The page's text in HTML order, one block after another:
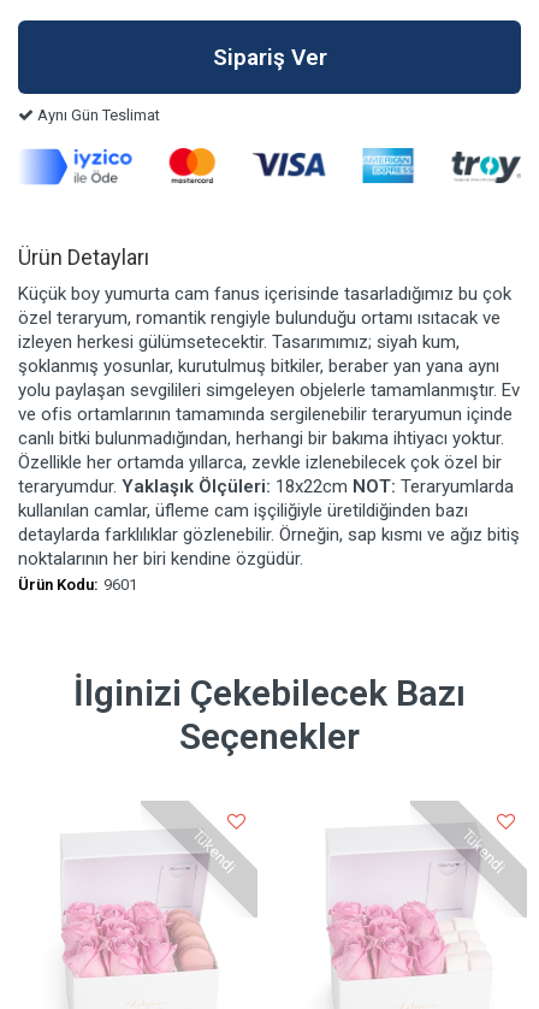
Aynı Gün Teslimat
Ürün Detayları
Küçük boy yumurta cam fanus içerisinde tasarladığımız bu çok
özel teraryum, romantik rengiyle bulunduğu ortamı ısıtacak ve
izleyen herkesi gülümsetecektir. Tasarımımız; siyah kum,
şoklanmış yosunlar, kurutulmuş bitkiler, beraber yan yana aynı
yolu paylaşan sevgilileri simgeleyen objelerle tamamlanmıştır. Ev
ve ofis ortamlarının tamamında sergilenebilir teraryumun içinde
canlı bitki bulunmadığından, herhangi bir bakıma ihtiyacı yoktur.
Özellikle her ortamda yıllarca, zevkle izlenebilecek çok özel bir
teraryumdur. Yaklaşık Ölçüleri: 18x22cm NOT: Teraryumlarda
kullanılan camlar, üfleme cam işçiliğiyle üretildiğinden bazı
detaylarda farklılıklar gözlenebilir. Örneğin, sap kısmı ve ağız bitiş
noktalarının her biri kendine özgüdür.
Ürün Kodu: 9601
İlginizi Çekebilecek Bazı
Seçenekler
Tükendi Tükendi